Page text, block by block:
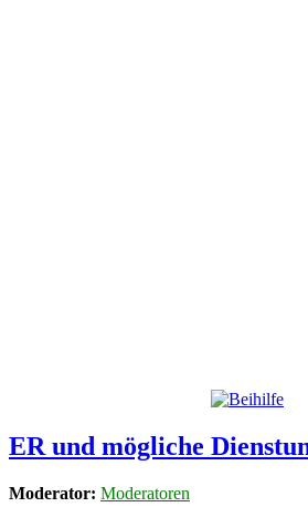
ER und mögliche
Moderator: Moderatoren